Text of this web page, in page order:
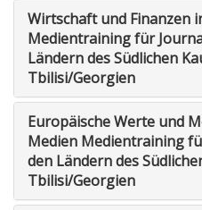
Wirtschaft und Finanzen
Medientraining für
Ländern des Südlichen
Tbilisi/Georgien
Europäische Werte und
Medien Medientraining
den Ländern des
Tbilisi/Georgien